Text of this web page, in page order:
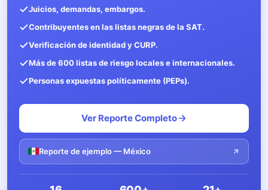
Juicios, demandas, embargos.
Contribuyentes en las listas negras de la SAT.
Verificación de identidad y CURP.
Más de 600 listas de riesgo locales e internacionales.
Personas expuestas políticamente (PEPs).
Ver Reporte Completo
Reporte de ejemplo — México